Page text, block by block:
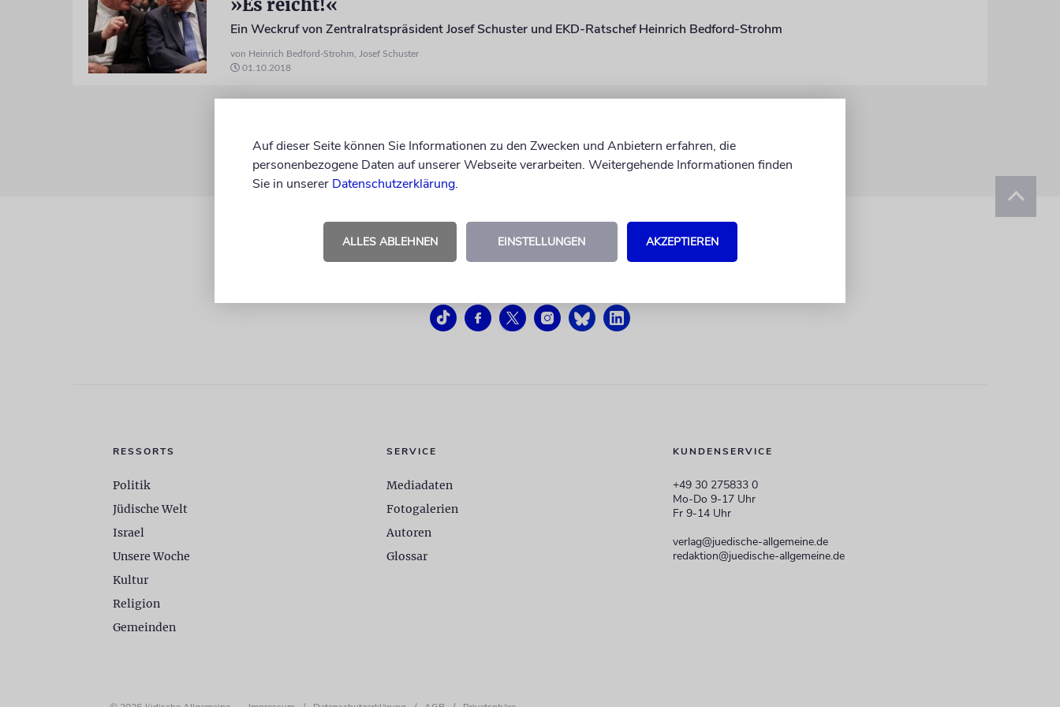
»Es reicht!«
Ein Weckruf von Zentralratspräsident Josef Schuster und EKD-Ratschef Heinrich Bedford-Strohm
von Heinrich Bedford-Strohm, Josef Schuster
01.10.2018
KUNDENSERVICE
+49 30 275833 0
Mo-Do 9-17 Uhr
Fr 9-14 Uhr
verlag@juedische-allgemeine.de
redaktion@juedische-allgemeine.de
RESSORTS
Politik
Jüdische Welt
Israel
Unsere Woche
Kultur
Religion
Gemeinden
SERVICE
Mediadaten
Fotogalerien
Autoren
Glossar
Auf dieser Seite können Sie Informationen zu den Zwecken und Anbietern erfahren, die
personenbezogene Daten auf unserer Webseite verarbeiten. Weitergehende Informationen finden
Sie in unserer Datenschutzerklärung.
ALLES ABLEHNEN EINSTELLUNGEN AKZEPTIEREN